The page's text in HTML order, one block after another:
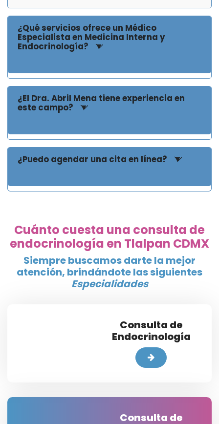
¿Qué servicios ofrece un Médico
Especialista en Medicina Interna y
Endocrinología?
¿El Dra. Abril Mena tiene experiencia en
este campo?
¿Puedo agendar una cita en línea?
Cuánto cuesta una consulta de
endocrinología en Tlalpan CDMX
Siempre buscamos darte la mejor
atención, brindándote las siguientes
Especialidades
Consulta de
Endocrinología
Consulta de